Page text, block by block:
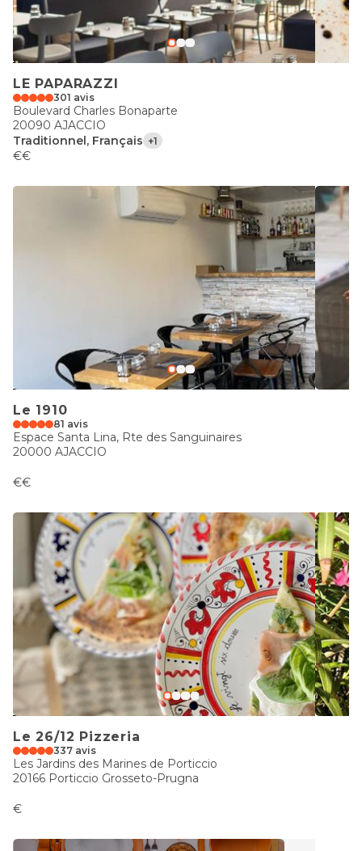
LE PAPARAZZI
301 avis
Boulevard Charles Bonaparte
20090 AJACCIO
Traditionnel, Français +1
€€
Le 1910
81 avis
Espace Santa Lina, Rte des Sanguinaires
20000 AJACCIO
€€
Le 26/12 Pizzeria
337 avis
Les Jardins des Marines de Porticcio
20166 Porticcio Grosseto-Prugna
€